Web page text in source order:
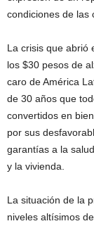
condiciones de las
La crisis que abrió
los $30 pesos de
caro de América
de 30 años que
convertidos en
por sus
garantías a la
y la vivienda.
La situación de la
niveles altísimos